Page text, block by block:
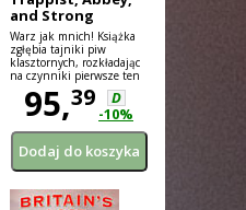
and Strong
Belgian Ales
Warz jak mnich! Książka
zgłębia tajniki piw
klasztornych, rozkładając
na czynniki pierwsze ten
aromatyczny region
piwnego świata. Opisuje
także metody produkcji
sposób przydatny zarówno
dla profesjonalnego
piwowara jak i amatora.
95,39
D
-10%